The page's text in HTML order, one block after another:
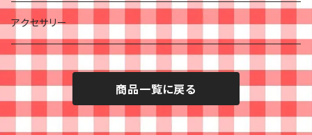
アクセサリー
商品一覧に戻る